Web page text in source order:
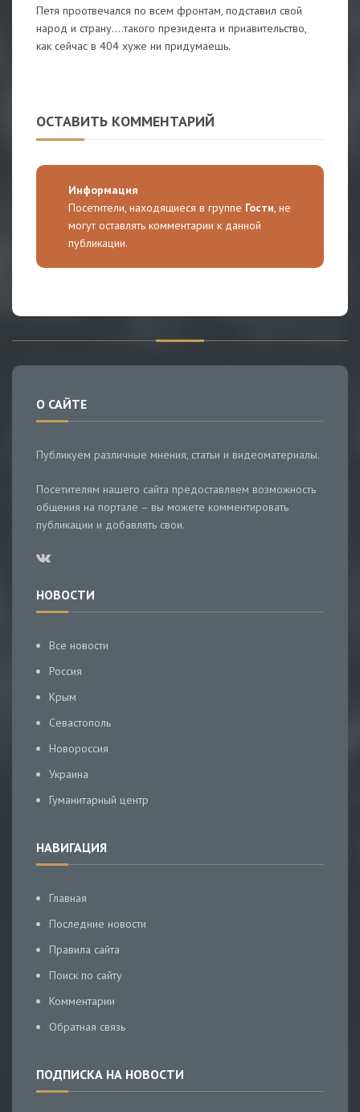
Петя проотвечался по всем фронтам, подставил свой
народ и страну....такого президента и приавительство,
как сейчас в 404 хуже ни придумаешь.
ОСТАВИТЬ КОММЕНТАРИЙ
Информация
Посетители, находящиеся в группе Гости, не
могут оставлять комментарии к данной
публикации.
О САЙТЕ
Публикуем различные мнения, статьи и видеоматериалы.
Посетителям нашего сайта предоставляем возможность
общения на портале – вы можете комментировать
публикации и добавлять свои.
НОВОСТИ
Все новости
Россия
Крым
Севастополь
Новороссия
Украина
Гуманитарный центр
НАВИГАЦИЯ
Главная
Последние новости
Правила сайта
Поиск по сайту
Комментарии
Обратная связь
ПОДПИСКА НА НОВОСТИ